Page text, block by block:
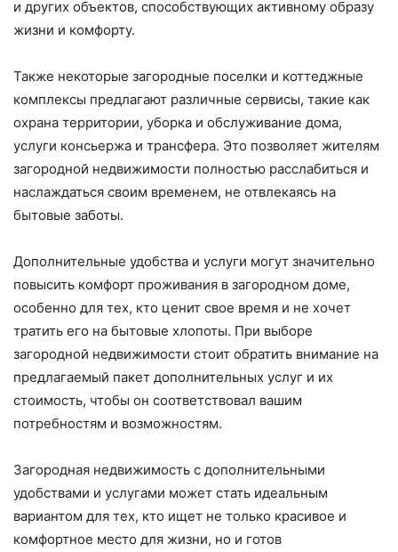
и других объектов, способствующих активному образу
жизни и комфорту.
Также некоторые загородные поселки и коттеджные
комплексы предлагают различные сервисы, такие как
охрана территории, уборка и обслуживание дома,
услуги консьержа и трансфера. Это позволяет жителям
загородной недвижимости полностью расслабиться и
наслаждаться своим временем, не отвлекаясь на
бытовые заботы.
Дополнительные удобства и услуги могут значительно
повысить комфорт проживания в загородном доме,
особенно для тех, кто ценит свое время и не хочет
тратить его на бытовые хлопоты. При выборе
загородной недвижимости стоит обратить внимание на
предлагаемый пакет дополнительных услуг и их
стоимость, чтобы он соответствовал вашим
потребностям и возможностям.
Загородная недвижимость с дополнительными
удобствами и услугами может стать идеальным
вариантом для тех, кто ищет не только красивое и
комфортное место для жизни, но и готов